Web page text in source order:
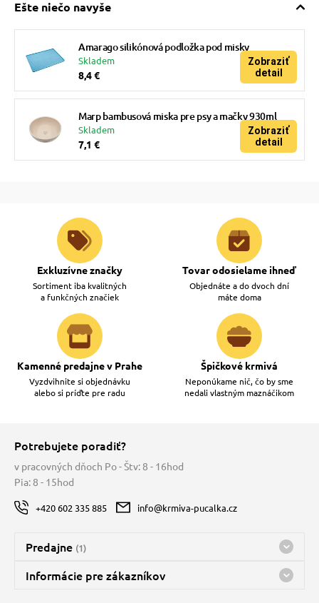
Ešte niečo navyše
Amarago silikónová podložka pod misky
Skladem
8,4 €
Zobraziť
detail
Marp bambusová miska pre psy a mačky 930ml
Skladem
7,1 €
Zobraziť
detail
Exkluzívne značky
Sortiment iba kvalitných
a funkčných značiek
Tovar odosielame ihneď
Objednáte a do dvoch dní
máte doma
Kamenné predajne v Prahe
Vyzdvihnite si objednávku
alebo si príďte pre radu
Špičkové krmivá
Neponúkame nič, čo by sme
nedali vlastným maznáčikom
Potrebujete poradiť?
v pracovných dňoch Po - Štv: 8 - 16hod
Pia: 8 - 15hod
+420 602 335 885 info@krmiva-pucalka.cz
Predajne (1)
Predajňa a sklad Kbely
Bohužiaľ, momentálne máme zatvorené
Informácie pre zákazníkov